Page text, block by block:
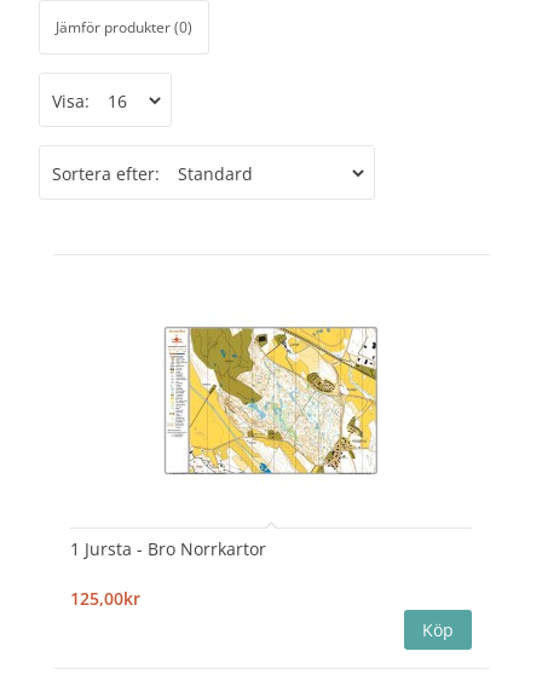
Jämför produkter (0)
Visa:
Sortera efter:
1 Jursta - Bro Norrkartor
125,00kr